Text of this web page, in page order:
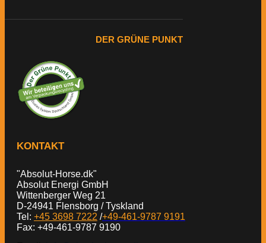
DER GRÜNE PUNKT
KONTAKT
"Absolut-Horse.dk"
Absolut Energi GmbH
Wittenberger Weg 21
D-24941 Flensborg / Tyskland
Tel: +45 3698 7222 /+49-461-9787 9191
Fax: +49-461-9787 9190